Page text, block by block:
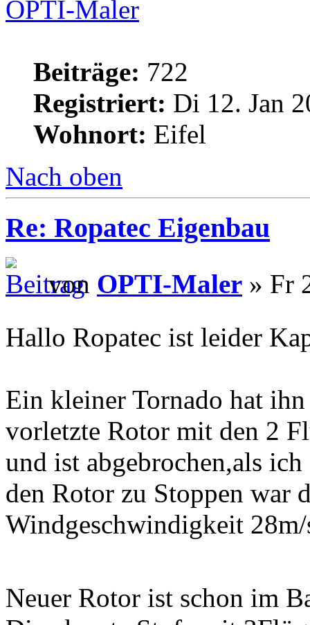
OPTI-Maler
Beiträge: 722
Registriert: Di 12. Jan
Wohnort: Eifel
Nach oben
Re: Ropatec Eigenbau
von OPTI-Maler » Fr
Hallo Ropatec ist leider
Ein kleiner Tornado hat
vorletzte Rotor mit den 2
und ist abgebrochen,als
den Rotor zu Stoppen war
Windgeschwindigkeit 28m/
Neuer Rotor ist schon im